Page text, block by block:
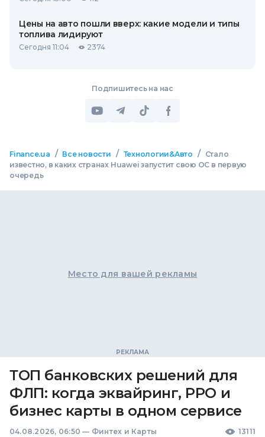
Цены на авто пошли вверх: какие модели и типы
топлива лидируют
Сегодня 11:04 2374
Подпишитесь на нас
Finance.ua / Все новости / Технологии&Авто /
Стало
известно, в каких странах Huawei запустит свою ОС в первую
очередь
Место для вашей рекламы
ТОП банковских решений для
ФЛП: когда эквайринг, РРО и
бизнес карты в одном сервисе
04.08.2026, 06:50 — Финтех и Карты 13111